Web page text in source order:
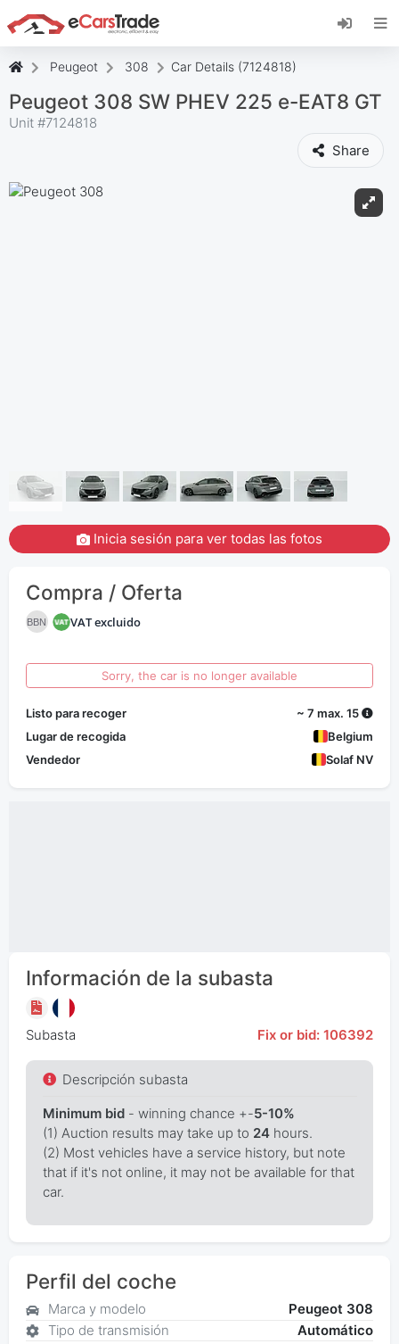
Instala la aplicación web de eCarsTrade,
añádela a tu pantalla de inicio y recibe
Peugeot 308 Car Details (7124818)
Peugeot 308 SW PHEV 225 e-EAT8 GT
Unit #7124818
Share
Inicia sesión para ver todas las fotos
Compra / Oferta
BBN VAT excluido
Sorry, the car is no longer available
Listo para recoger
~ 7 max. 15
Lugar de recogida
Belgium
Vendedor
Solaf NV
Información de la subasta
Subasta Fix or bid: 106392
Descripción subasta
Minimum bid- winning chance +-5-10%
(1) Auction results may take up to 24hours.
(2) Most vehicles have a service history, but note
that if it's not online, it may not be available for that
car.
Perfil del coche
Marca y modelo
Peugeot 308
Tipo de transmisión
Automático